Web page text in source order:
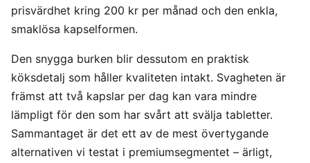
prisvärdhet kring 200 kr per månad och den enkla,
smaklösa kapselformen.
Den snygga burken blir dessutom en praktisk
köksdetalj som håller kvaliteten intakt. Svagheten är
främst att två kapslar per dag kan vara mindre
lämpligt för den som har svårt att svälja tabletter.
Sammantaget är det ett av de mest övertygande
alternativen vi testat i premiumsegmentet – ärligt,